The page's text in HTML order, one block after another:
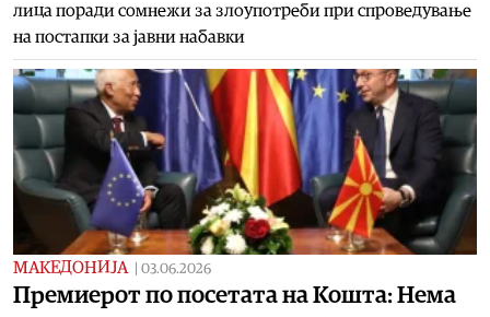
лица поради сомнежи за злоупотреби при спроведување
на постапки за јавни набавки
МАКЕДОНИЈА 03.06.2026
Премиерот по посетата на Кошта: Нема